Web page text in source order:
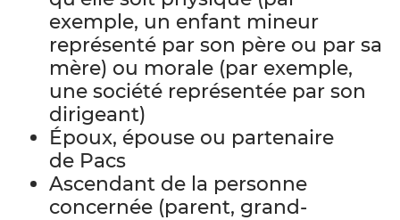
exemple, un enfant mineur
représenté par son père ou par sa
mère) ou morale (par exemple,
une société représentée par son
dirigeant)
Époux, épouse ou partenaire
de Pacs
Ascendant de la personne
concernée (parent, grand-